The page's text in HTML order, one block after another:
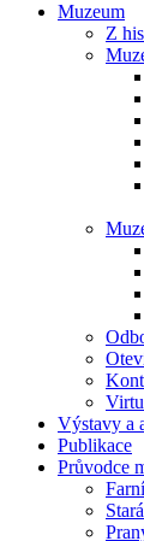
Muzeum
Z
Výstavy a
Publikace
Průvodce